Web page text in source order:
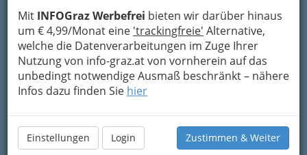
Mit INFOGraz Werbefrei bieten wir darüber hinaus
um € 4,99/Monat eine 'trackingfreie' Alternative,
welche die Datenverarbeitungen im Zuge Ihrer
Nutzung von info-graz.at von vornherein auf das
unbedingt notwendige Ausmaß beschränkt – nähere
Infos dazu finden Sie hier
Einstellungen Login Zustimmen & Weiter
Meine Nachricht